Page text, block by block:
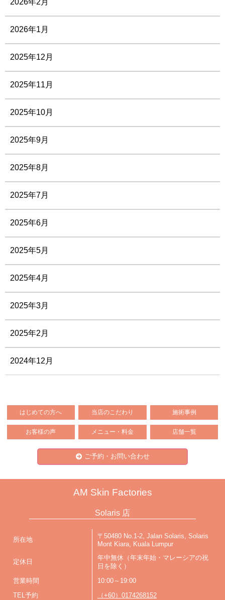
2026年2月
2026年1月
2025年12月
2025年11月
2025年10月
2025年9月
2025年8月
2025年7月
2025年6月
2025年5月
2025年4月
2025年3月
2025年2月
2024年12月
はじめての方へ 当店のこだわり 施術事例
お客様の声 メニュー・料金 店舗一覧
ご予約・お問い合わせ
AM Skin Factories
Solaris 店
所在地
〒50480 No.1-2, Jalan Solaris, Solaris
Mont Kiara, Kuala Lumpur
定休日
年中無休（年末年始・マレーシアの祝
日を除く）
営業時間 10:00～19:00
TEL予約 （+60）0174268152